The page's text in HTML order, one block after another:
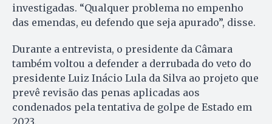
investigadas. “Qualquer problema no empenho
das emendas, eu defendo que seja apurado”, disse.
Durante a entrevista, o presidente da Câmara
também voltou a defender a derrubada do veto do
presidente Luiz Inácio Lula da Silva ao projeto que
prevê revisão das penas aplicadas aos
condenados pela tentativa de golpe de Estado em
2023.